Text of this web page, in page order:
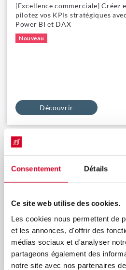
Consentement Détails
Ce site web utilise des cookies.
Les cookies nous permettent de
et les annonces, d'offrir des
médias sociaux et d'analyser
partageons également des
notre site avec nos partenaires
[Excellence commerciale] Créez
pilotez vos KPIs stratégiques avec
Power BI et DAX
Nouveau
Découvrir
[Excellence commerciale] Data
créez des tableaux de bord
avec Power BI